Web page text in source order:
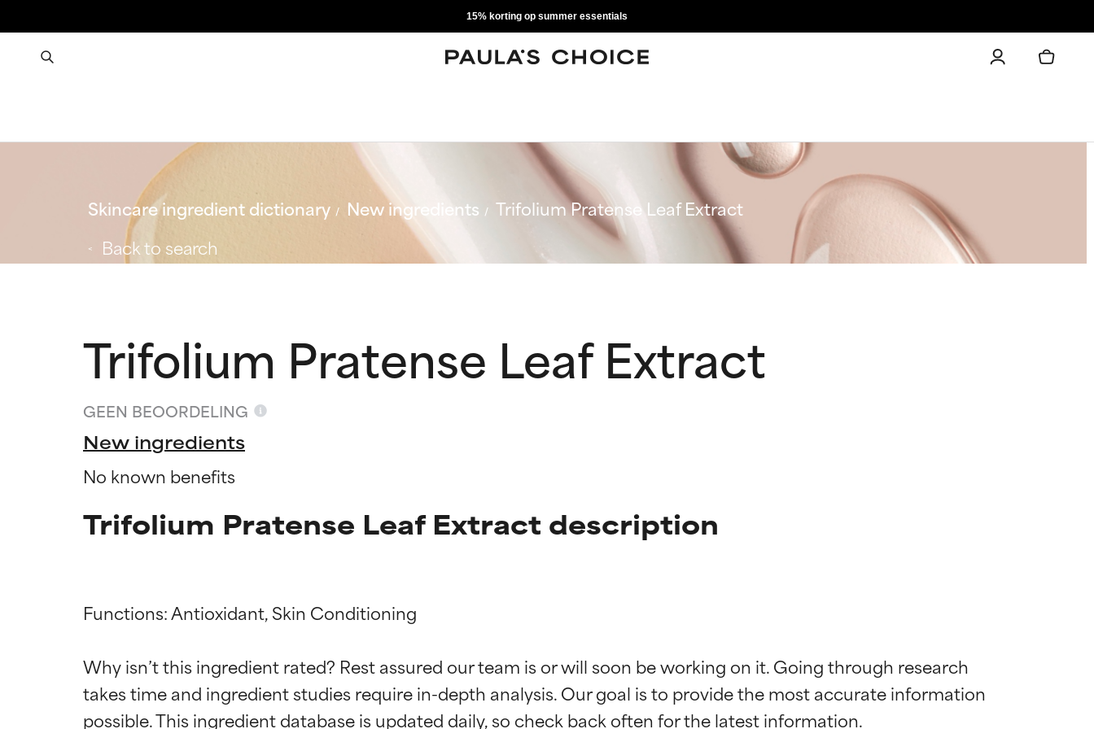
15% korting op summer essentials
Skincare ingredient dictionary New ingredients
Trifolium Pratense Leaf Extract
Back to search
Trifolium Pratense Leaf Extract
GEEN BEOORDELING
New ingredients
No known benefits
Trifolium Pratense Leaf Extract description
Functions: Antioxidant, Skin Conditioning
Why isn’t this ingredient rated? Rest assured our team is or will soon be working on it. Going through research
takes time and ingredient studies require in-depth analysis. Our goal is to provide the most accurate information
Beoordelingen van ingrediënten
BESTE
Beoordelingen van ingrediënten
BESTE